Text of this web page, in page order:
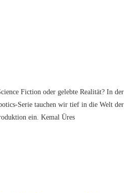
Fiction oder gelebte Realität? In der
Serie tauchen wir tief in die Welt der
ein. Kemal Üres